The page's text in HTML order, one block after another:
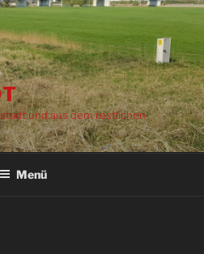
und aus dem restlichen
Menü